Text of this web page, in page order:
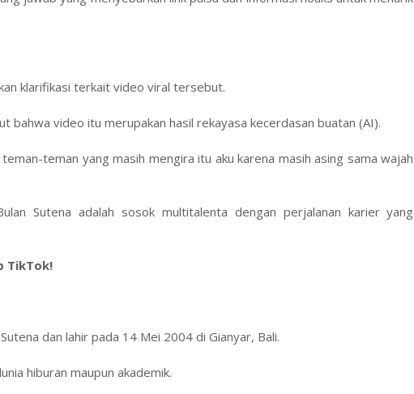
klarifikasi terkait video viral tersebut.
video itu merupakan hasil rekayasa kecerdasan buatan (AI).
teman yang masih mengira itu aku karena masih asing sama wajah
Sutena adalah sosok multitalenta dengan perjalanan karier yang
TikTok!
dan lahir pada 14 Mei 2004 di Gianyar, Bali.
hiburan maupun akademik.